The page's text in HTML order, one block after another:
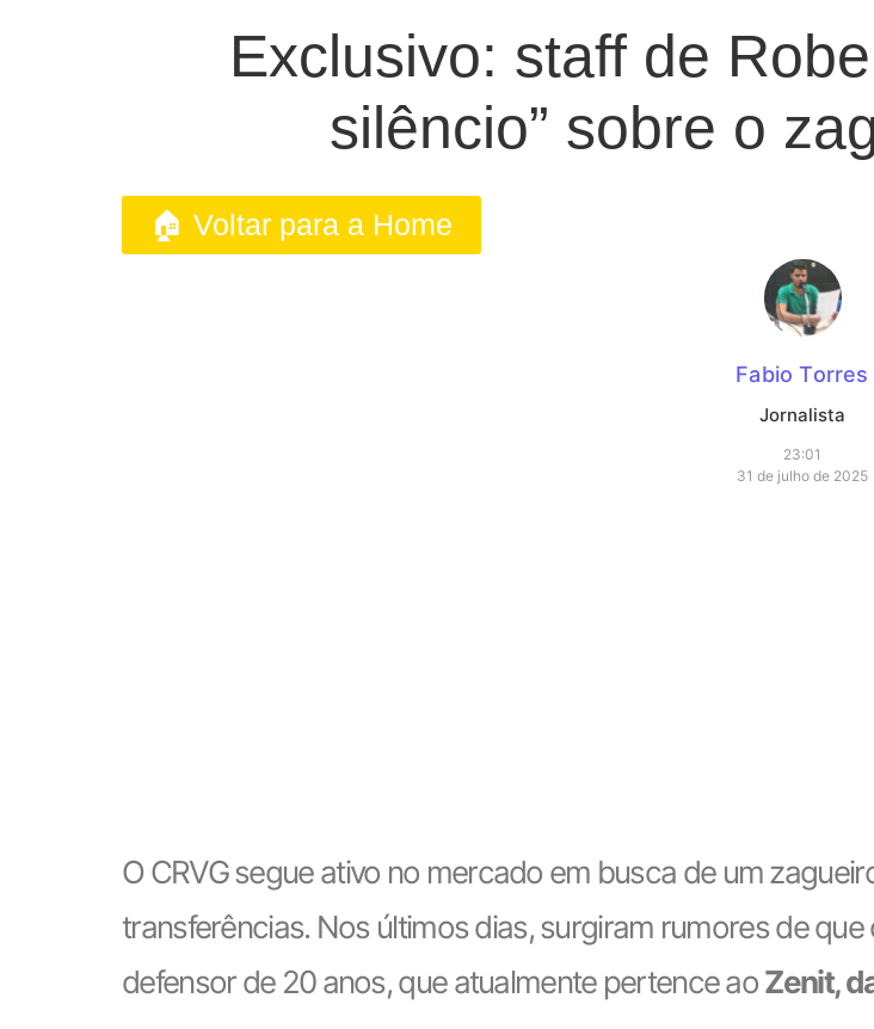
Exclusivo: staff de
silêncio” sobre o
🏠 Voltar para a Home
Fabio Torres
Jornalista
23:01
31 de julho de 2025
O CRVG segue ativo no mercado em busca de um
transferências. Nos últimos dias, surgiram rumores de
defensor de 20 anos, que atualmente pertence aoZenit,